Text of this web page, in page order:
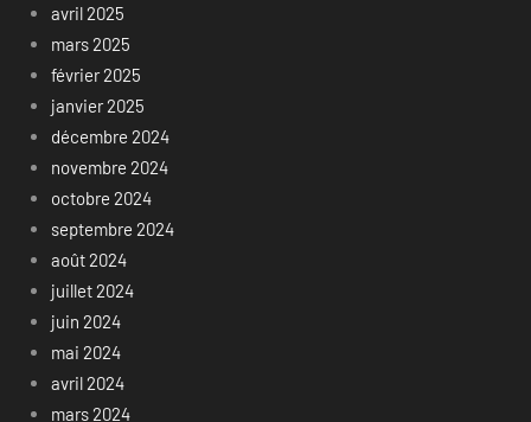
avril 2025
mars 2025
février 2025
janvier 2025
décembre 2024
novembre 2024
octobre 2024
septembre 2024
août 2024
juillet 2024
juin 2024
mai 2024
avril 2024
mars 2024